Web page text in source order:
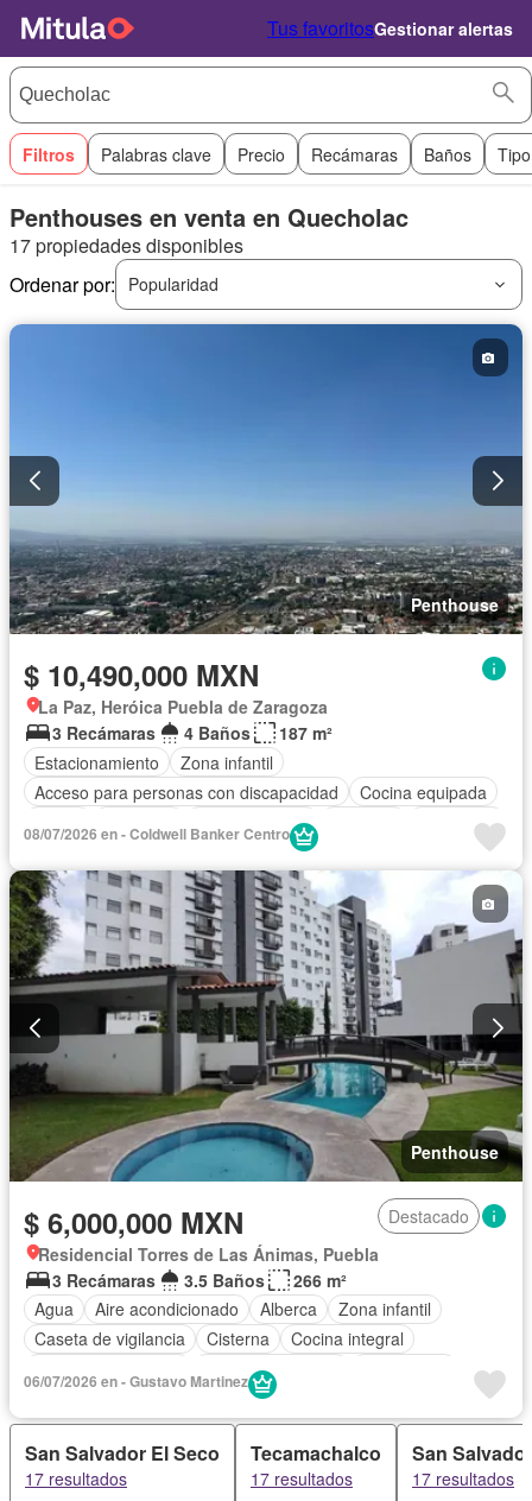
Tus favoritosGestionar alertas
Filtros Palabras clave Precio Recámaras Baños
Penthouses en venta en Quecholac
17 propiedades disponibles
Ordenar por:
Popularidad
Penthouse
$ 10,490,000 MXN
La Paz, Heróica Puebla de Zaragoza
3 Recámaras
4 Baños
187 m²
Estacionamiento
Zona infantil
Acceso para personas con discapacidad
Cocina equipada
Cocina integral
Seguridad
Terraza Sin amueblar
08/07/2026 en - Coldwell Banker Centro
Penthouse
$ 6,000,000 MXN
Destacado
Residencial Torres de Las Ánimas, Puebla
3 Recámaras
3.5 Baños
266 m²
Agua
Aire acondicionado Alberca
Zona infantil
Caseta de vigilancia
Cisterna
Cocina integral
Cuarto de servicio
Gas natural
Internet
Jardín Recámara con closet
Sala polivalente
Seguridad
Televisión por cable
Terraza
Vista panorámica
Sin amueblar
06/07/2026 en - Gustavo Martinez
San Salvador El Seco
17 resultados
Tecamachalco
17 resultados
San
17 resultados